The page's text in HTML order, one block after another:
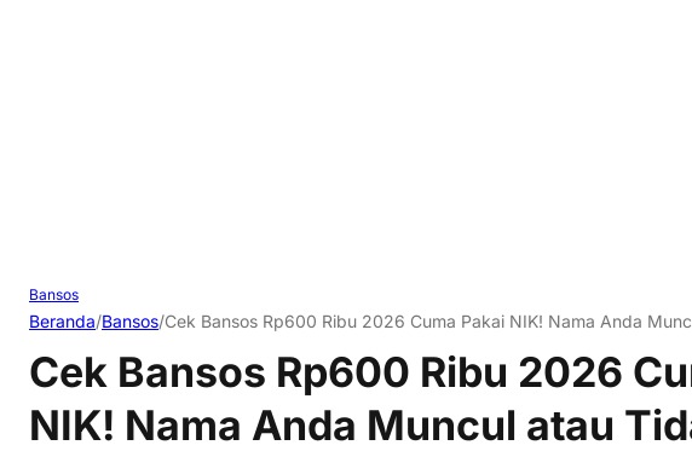
Bansos
Beranda/Bansos/Cek Bansos Rp600 Ribu 2026 Cuma Pakai NIK! Nama Anda
Cek Bansos Rp600 Ribu 2026
NIK! Nama Anda Muncul atau